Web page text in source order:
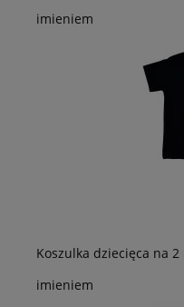
imieniem
Koszulka dziecięca na
imieniem